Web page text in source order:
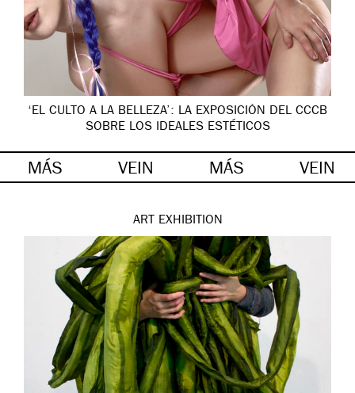
‘EL CULTO A LA BELLEZA’: LA EXPOSICIÓN DEL CCCB
SOBRE LOS IDEALES ESTÉTICOS
MÁS VEIN MÁS VEIN
ART EXHIBITION